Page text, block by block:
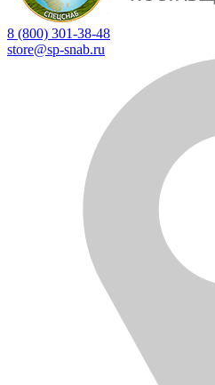
8 (800) 301-38-48
store@sp-snab.ru